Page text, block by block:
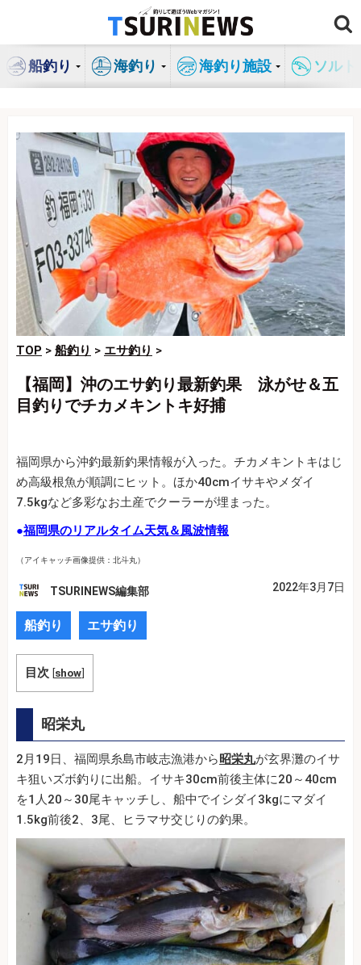
ン
船釣り 海釣り 海釣り施設 ソル
TOP > 船釣り > エサ釣り >
【福岡】沖のエサ釣り最新釣果 泳がせ＆五
目釣りでチカメキントキ好捕
福岡県から沖釣最新釣果情報が入った。チカメキントキはじ
め高級根魚が順調にヒット。ほか40cmイサキやメダイ
7.5kgなど多彩なお土産でクーラーが埋まった。
●福岡県のリアルタイム天気＆風波情報
（アイキャッチ画像提供：北斗丸）
TSURINEWS編集部 2022年3月7日
船釣り エサ釣り
目次 [show]
昭栄丸
2月19日、福岡県糸島市岐志漁港から昭栄丸が玄界灘のイサ
キ狙いズボ釣りに出船。イサキ30cm前後主体に20～40cm
を1人20～30尾キャッチし、船中でイシダイ3kgにマダイ
1.5kg前後2、3尾、ヒラマサ交じりの釣果。